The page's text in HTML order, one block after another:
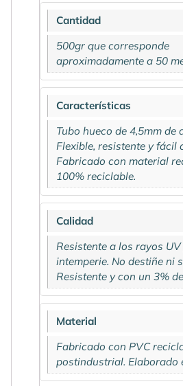
Cantidad
500gr que corresponde
aproximadamente a 50
Características
Tubo hueco de 4,5mm de
Flexible, resistente y fácil
Fabricado con material
100% reciclable.
Calidad
Resistente a los rayos
intemperie. No destiñe ni
Resistente y con un 3%
Material
Fabricado con PVC
postindustrial. Elaborado